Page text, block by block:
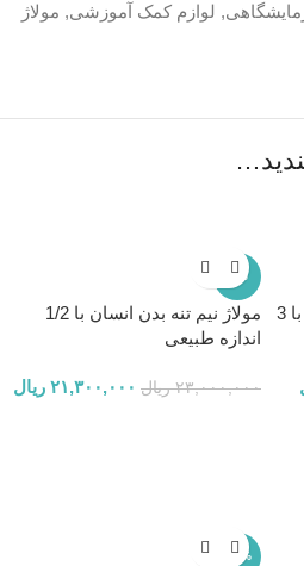
, لوازم کمک آموزشی, مولاژ
مولاژ گوش انسان سه قسمتی با 3
-7%
مولاژ نیم تنه بدن انسان با 1/2
اندازه طبیعی
۲۳,۰۰۰,۰۰۰ ریال ۲۱,۳۰۰,۰۰۰ ریال
-27%